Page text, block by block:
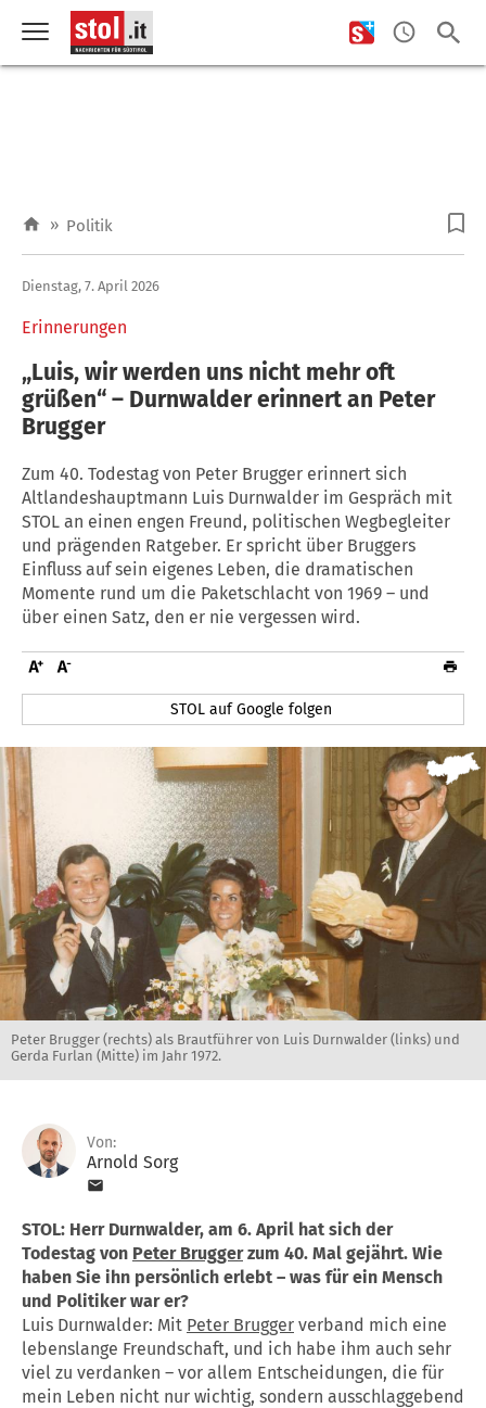
» Politik
Erinnerungen
Dienstag, 7. April 2026
„Luis, wir werden uns nicht mehr oft
grüßen“ – Durnwalder erinnert an Peter
Brugger
Zum 40. Todestag von Peter Brugger erinnert sich
Altlandeshauptmann Luis Durnwalder im Gespräch mit
STOL an einen engen Freund, politischen Wegbegleiter
und prägenden Ratgeber. Er spricht über Bruggers
Einfluss auf sein eigenes Leben, die dramatischen
Momente rund um die Paketschlacht von 1969 – und
über einen Satz, den er nie vergessen wird.
STOL auf Google folgen
Peter Brugger (rechts) als Brautführer von Luis Durnwalder (links) und
Gerda Furlan (Mitte) im Jahr 1972.
Von:
Arnold Sorg
STOL: Herr Durnwalder, am 6. April hat sich der
Todestag von Peter Bruggerzum 40. Mal gejährt. Wie
haben Sie ihn persönlich erlebt – was für ein Mensch
und Politiker war er?
Luis Durnwalder: Mit Peter Brugger verband mich eine
lebenslange Freundschaft, und ich habe ihm auch sehr
viel zu verdanken – vor allem Entscheidungen, die für
mein Leben nicht nur wichtig, sondern ausschlaggebend